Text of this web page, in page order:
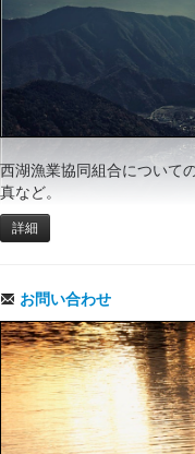
西湖漁業協同組合について
真など。
詳細
お問い合わせ